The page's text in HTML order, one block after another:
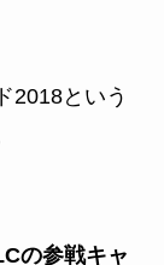
2018という
の参戦キャ